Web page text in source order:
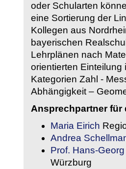
oder Schularten
eine Sortierung der
Kollegen aus
bayerischen
Lehrplänen nach
orientierten
Kategorien Zahl -
Abhängigkeit –
Ansprechpartner für
Maria Eirich
Andrea
Prof. Hans-
Würzburg